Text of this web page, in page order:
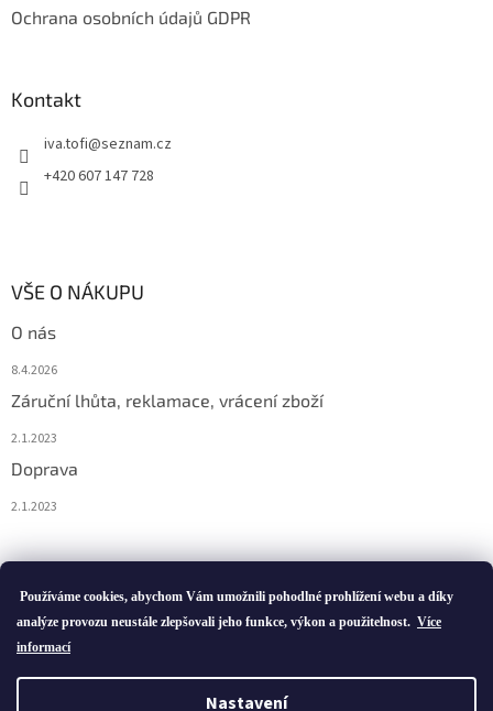
Používáme cookies, abychom Vám umožnili pohodlné prohlížení webu a díky
analýze provozu neustále zlepšovali jeho funkce, výkon a použitelnost. Více
informací
Nastavení
Ochrana osobních údajů GDPR
Kontakt
iva.tofi@seznam.cz
+420 607 147 728
VŠE O NÁKUPU
O nás
8.4.2026
Záruční lhůta, reklamace, vrácení zboží
2.1.2023
Doprava
2.1.2023
Vytvořil Shoptet